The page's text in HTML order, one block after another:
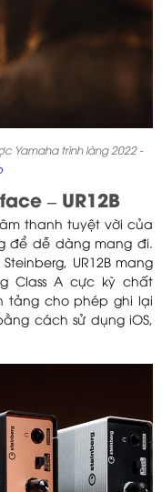
Yamaha trình làng 2022 -
– UR12B
thanh tuyệt vời của
để dễ dàng mang đi.
UR12B mang
Class A cực kỳ chất
tảng cho phép ghi lại
cách sử dụng iOS,